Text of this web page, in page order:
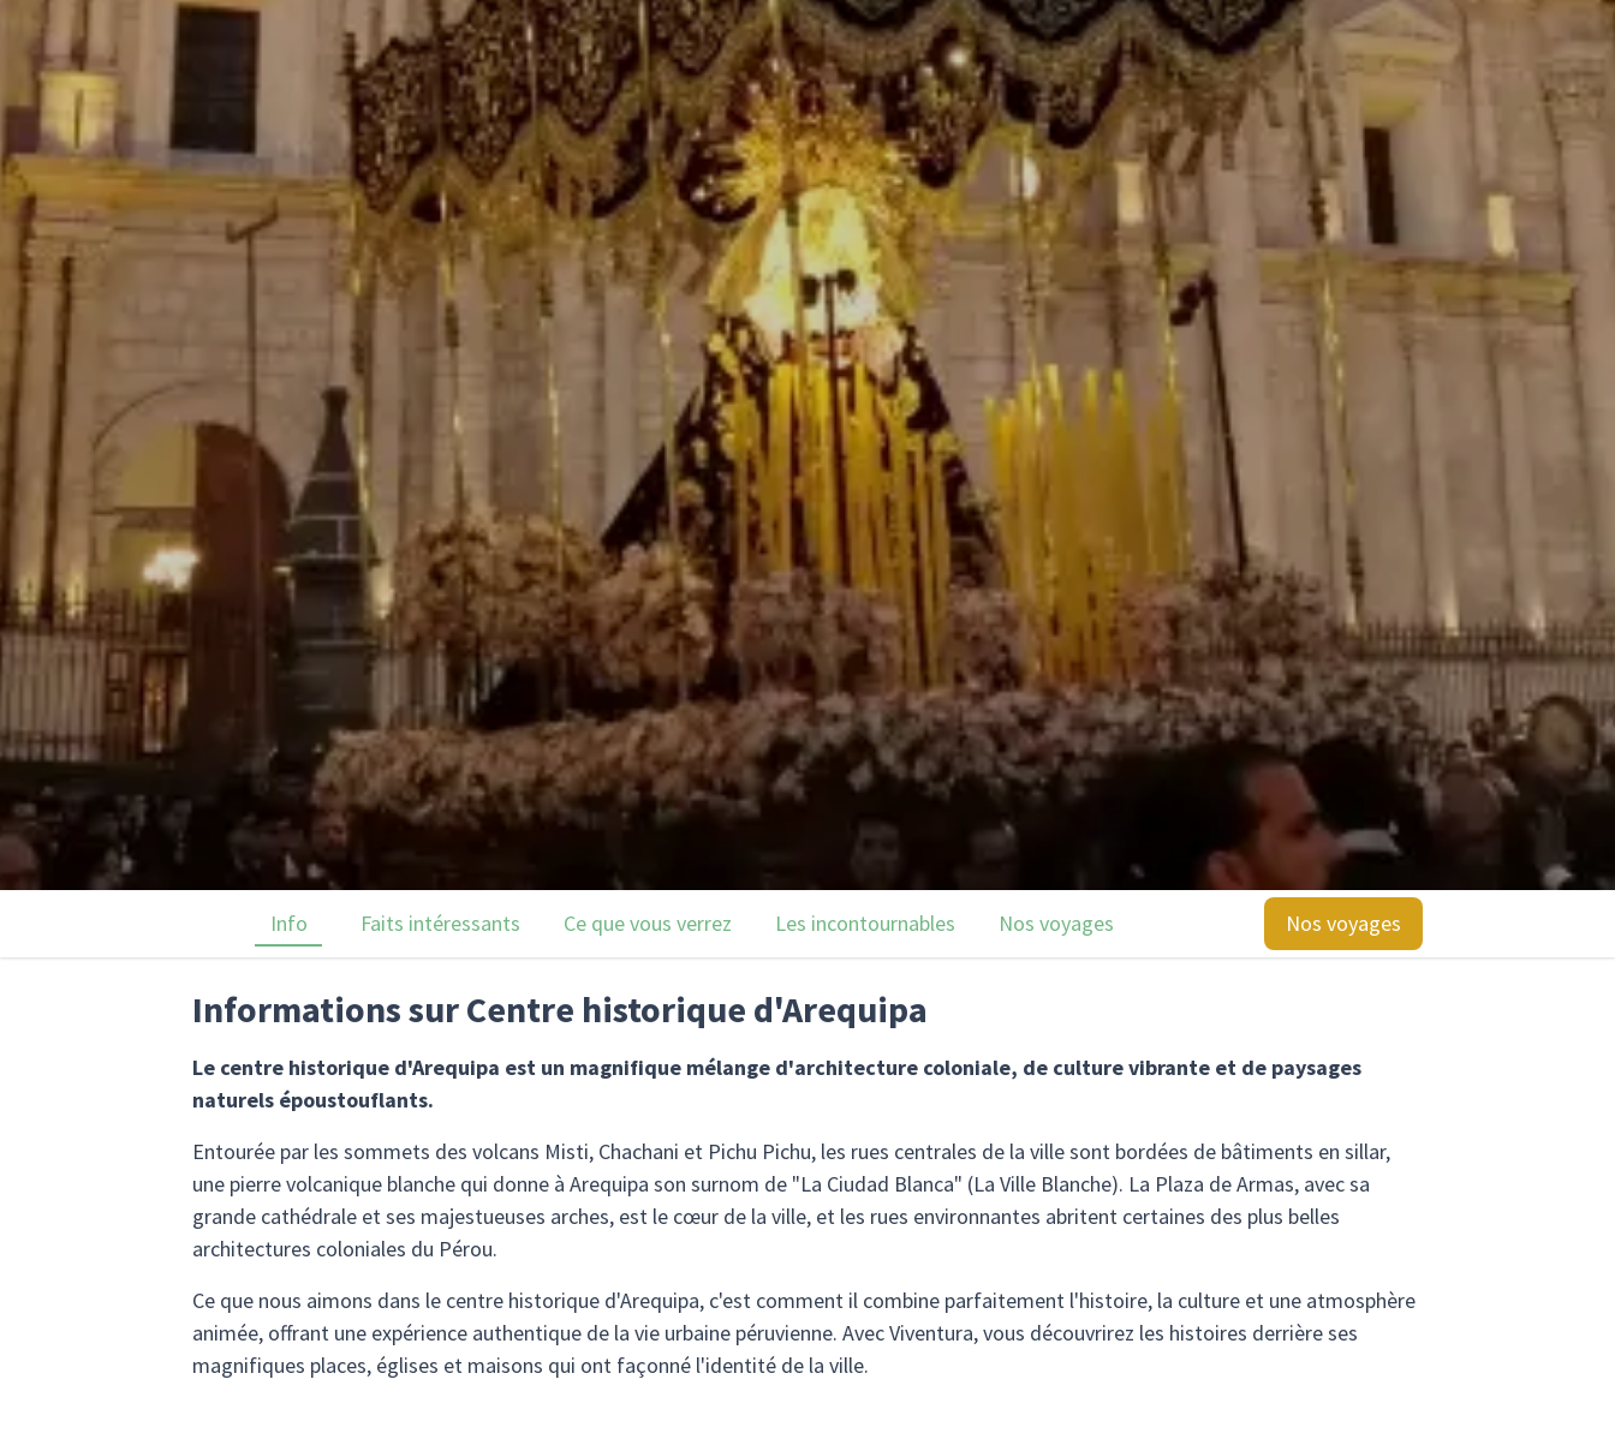
Info Faits intéressants Ce que vous verrez Les incontournables Nos voyages Nos voyages
Informations sur Centre historique d'Arequipa
Le centre historique d'Arequipa est un magnifique mélange d'architecture coloniale, de culture vibrante et de paysages
naturels époustouflants.
Entourée par les sommets des volcans Misti, Chachani et Pichu Pichu, les rues centrales de la ville sont bordées de bâtiments en sillar,
une pierre volcanique blanche qui donne à Arequipa son surnom de "La Ciudad Blanca" (La Ville Blanche). La Plaza de Armas, avec sa
grande cathédrale et ses majestueuses arches, est le cœur de la ville, et les rues environnantes abritent certaines des plus belles
architectures coloniales du Pérou.
Ce que nous aimons dans le centre historique d'Arequipa, c'est comment il combine parfaitement l'histoire, la culture et une atmosphère
animée, offrant une expérience authentique de la vie urbaine péruvienne. Avec Viventura, vous découvrirez les histoires derrière ses
magnifiques places, églises et maisons qui ont façonné l'identité de la ville.